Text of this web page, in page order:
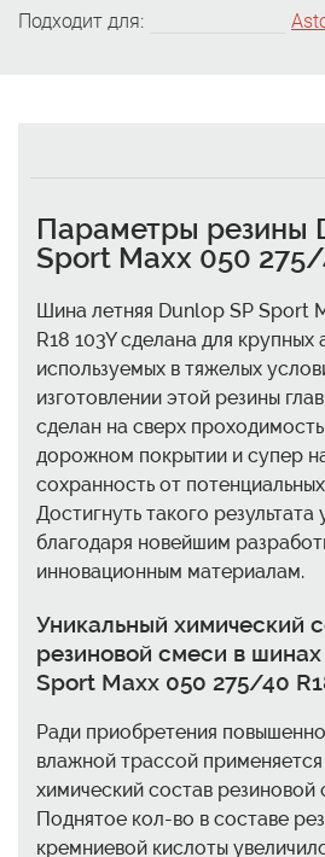
Подходит для:
Параметры резины
Sport Maxx 050 275/
Шина летняя Dunlop SP Sport
R18 103Y сделана для
используемых в тяжелых
изготовлении этой резины
сделан на сверх
дорожном покрытии и супер
сохранность от
Достигнуть такого результата
благодаря новейшим
инновационным материалам.
Уникальный химический
резиновой смеси в
Sport Maxx 050 275/40
Ради приобретения
влажной трассой
химический состав резиновой
Поднятое кол-во в составе
кремниевой кислоты